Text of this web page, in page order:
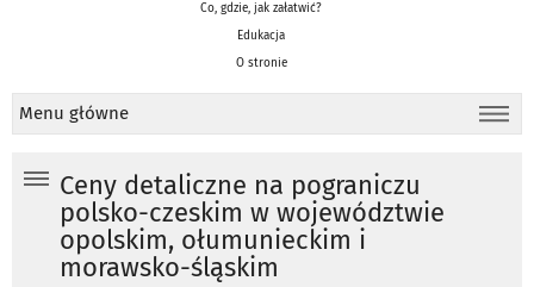
Co, gdzie, jak załatwić?
Edukacja
O stronie
Menu główne
Ceny detaliczne na pograniczu
polsko-czeskim w województwie
opolskim, ołumunieckim i
morawsko-śląskim